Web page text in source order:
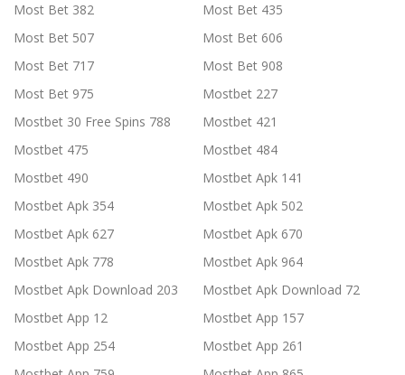
Most Bet 382
Most Bet 435
Most Bet 507
Most Bet 606
Most Bet 717
Most Bet 908
Most Bet 975
Mostbet 227
Mostbet 30 Free Spins 788
Mostbet 421
Mostbet 475
Mostbet 484
Mostbet 490
Mostbet Apk 141
Mostbet Apk 354
Mostbet Apk 502
Mostbet Apk 627
Mostbet Apk 670
Mostbet Apk 778
Mostbet Apk 964
Mostbet Apk Download 203
Mostbet Apk Download 72
Mostbet App 12
Mostbet App 157
Mostbet App 254
Mostbet App 261